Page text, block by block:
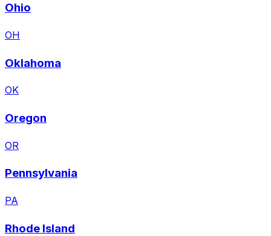
Ohio
OH
Oklahoma
OK
Oregon
OR
Pennsylvania
PA
Rhode Island